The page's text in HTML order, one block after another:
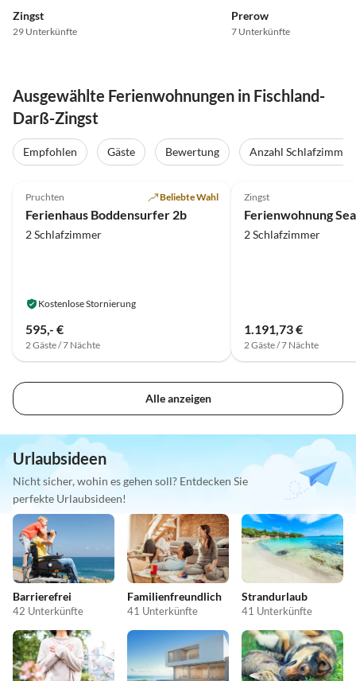
Zingst
29 Unterkünfte
Prerow
7 Unterkünfte
Ausgewählte Ferienwohnungen in Fischland-
Darß-Zingst
Empfohlen Gäste Bewertung Anzahl Schlafzimmer
Pruchten Beliebte Wahl
Ferienhaus Boddensurfer 2b
2 Schlafzimmer
Kostenlose Stornierung
595,- €
2 Gäste / 7 Nächte
Zingst
Ferienwohnung
2 Schlafzimmer
1.191,73 €
2 Gäste / 7 Nächte
Alle anzeigen
Urlaubsideen
Nicht sicher, wohin es gehen soll? Entdecken Sie
perfekte Urlaubsideen!
Barrierefrei
42 Unterkünfte
Familienfreundlich
41 Unterkünfte
Strandurlaub
41 Unterkünfte